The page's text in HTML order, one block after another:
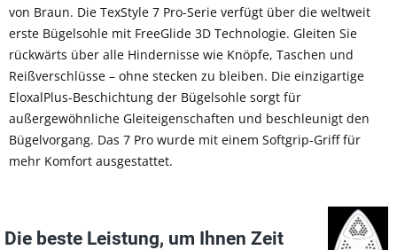
von Braun. Die TexStyle 7 Pro-Serie verfügt über die weltweit
erste Bügelsohle mit FreeGlide 3D Technologie. Gleiten Sie
rückwärts über alle Hindernisse wie Knöpfe, Taschen und
Reißverschlüsse – ohne stecken zu bleiben. Die einzigartige
EloxalPlus-Beschichtung der Bügelsohle sorgt für
außergewöhnliche Gleiteigenschaften und beschleunigt den
Bügelvorgang. Das 7 Pro wurde mit einem Softgrip-Griff für
mehr Komfort ausgestattet.
Die beste Leistung, um Ihnen Zeit